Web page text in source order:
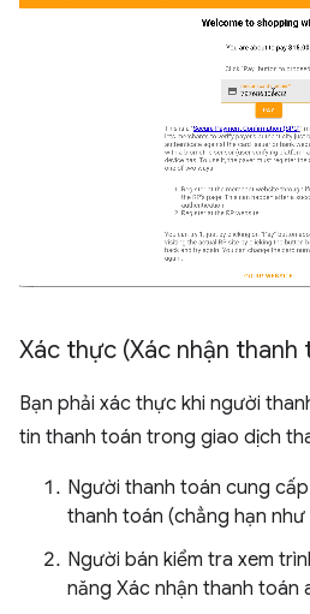
Xác thực (Xác nhận thanh
Bạn phải xác thực khi người
tin thanh toán trong giao dịch
Người thanh toán cung
thanh toán (chẳng hạn
Người bán kiểm tra xem
năng Xác nhận thanh toán